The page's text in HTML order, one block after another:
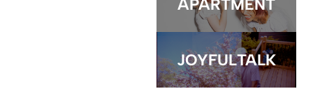
APARTMENT
JOYFULTALK